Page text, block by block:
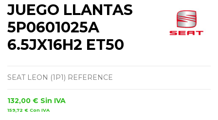
JUEGO LLANTAS
5P0601025A
6.5JX16H2 ET50
SEAT LEON (1P1) REFERENCE
132,00 € Sin IVA
159,72 € Con IVA